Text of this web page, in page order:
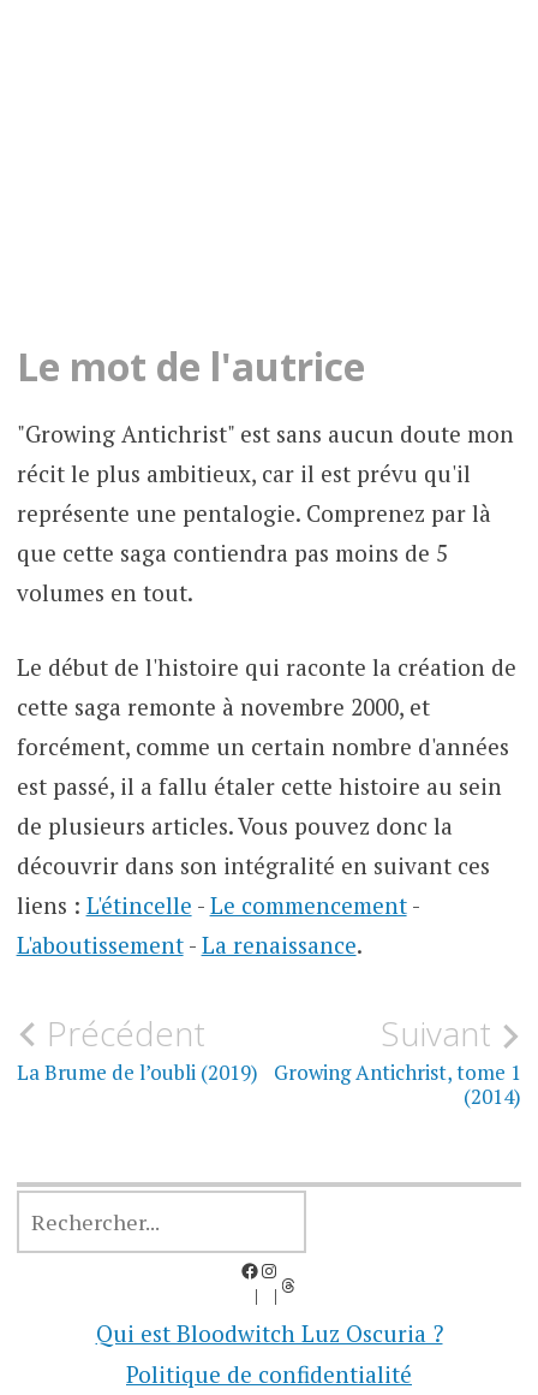
Le mot de l'autrice
"Growing Antichrist" est sans aucun doute mon
récit le plus ambitieux, car il est prévu qu'il
représente une pentalogie. Comprenez par là
que cette saga contiendra pas moins de 5
volumes en tout.
Le début de l'histoire qui raconte la création de
cette saga remonte à novembre 2000, et
forcément, comme un certain nombre d'années
est passé, il a fallu étaler cette histoire au sein
de plusieurs articles. Vous pouvez donc la
découvrir dans son intégralité en suivant ces
liens : L'étincelle - Le commencement-
L'aboutissement- La renaissance.
Navigation
de
Précédent
La Brume de l’oubli (2019)
Suivant
Growing Antichrist, tome 1
(2014)
Facebook
Instagram
Threads
Qui est Bloodwitch Luz Oscuria ?
Politique de confidentialité